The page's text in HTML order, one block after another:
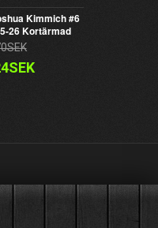
Kimmich #6
26 Kortärmad